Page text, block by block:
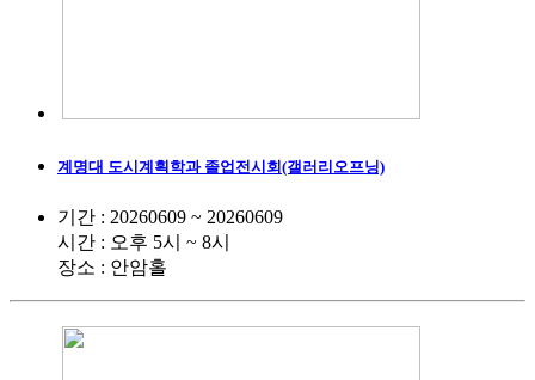
계명대 도시계획학과 졸업전시회(갤러리오프닝)
기간 : 20260609 ~ 20260609
시간 : 오후 5시 ~ 8시
장소 : 안암홀